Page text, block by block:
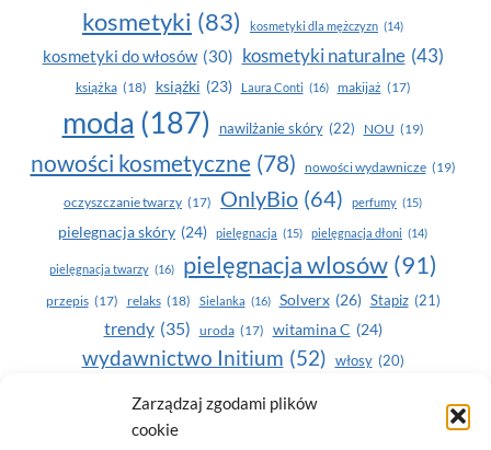
Zarządzaj zgodami plików
cookie
kosmetyki (83) kosmetyki dla mężczyzn (14)
kosmetyki do włosów (30) kosmetyki naturalne (43)
książka (18) książki (23) Laura Conti (16) makijaż (17)
moda (187) nawilżanie skóry (22) NOU (19)
nowości kosmetyczne (78) nowości wydawnicze (19)
oczyszczanie twarzy (17) OnlyBio (64) perfumy (15)
pielegnacja skóry (24) pielęgnacja (15) pielęgnacja dłoni (14)
pielęgnacja twarzy (16) pielęgnacja wlosów (91)
przepis (17) relaks (18) Sielanka (16) Solverx (26) Stapiz (21)
trendy (35) uroda (17) witamina C (24)
wydawnictwo Initium (52) włosy (20)
Yasumi(164) zdrowe zęby
zdrowie